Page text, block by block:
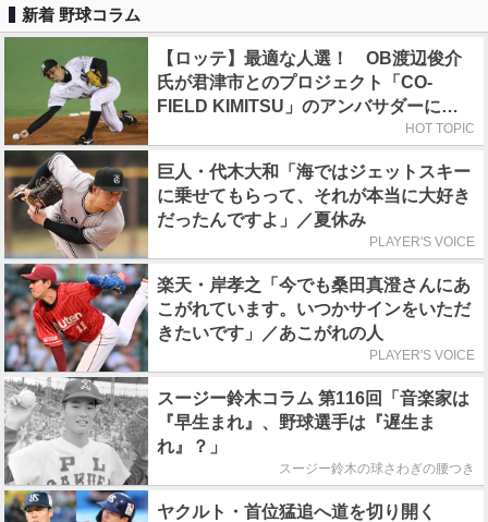
新着 野球コラム
【ロッテ】最適な人選！ OB渡辺俊介
氏が君津市とのプロジェクト「CO-
FIELD KIMITSU」のアンバサダーに就
HOT TOPIC
巨人・代木大和「海ではジェットスキー
に乗せてもらって、それが本当に大好き
だったんですよ」／夏休み
PLAYER'S VOICE
楽天・岸孝之「今でも桑田真澄さんにあ
こがれています。いつかサインをいただ
きたいです」／あこがれの人
PLAYER'S VOICE
スージー鈴木コラム 第116回「音楽家は
『早生まれ』、野球選手は『遅生ま
れ』？」
スージー鈴木の球さわぎの腰つき
ヤクルト・首位猛追へ道を切り開く